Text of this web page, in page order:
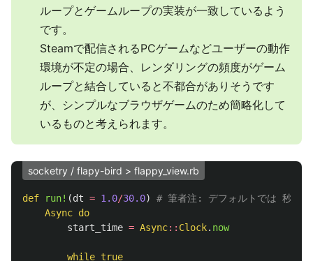
ループとゲームループの実装が一致しているよう
です。
Steamで配信されるPCゲームなどユーザーの動作
環境が不定の場合、レンダリングの頻度がゲーム
ループと結合していると不都合がありそうです
が、シンプルなブラウザゲームのため簡略化して
いるものと考えられます。
socketry / flapy-bird > flappy_view.rb
def run! (dt = 1.0/30.0)
# 筆者注: デフォルトでは 秒間
Async do
start_time = Async:: Clock. now
while true